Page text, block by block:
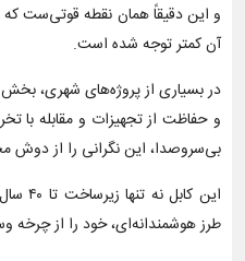
و این دقیقاً همان نقطه قوتی‌ست
آن کمتر توجه شده است.
در بسیاری از پروژه‌های شهری،
و حفاظت از تجهیزات و مقابله با
بی‌سروصدا، این نگرانی را از دوش
این
طرز هوشمندانه‌ای، خود را از چرخه